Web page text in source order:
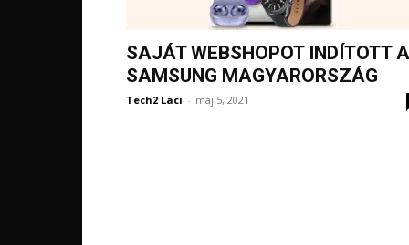
SAJÁT WEBSHOPOT INDÍTOTT A
SAMSUNG MAGYARORSZÁG
Tech2 Laci - máj 5, 2021